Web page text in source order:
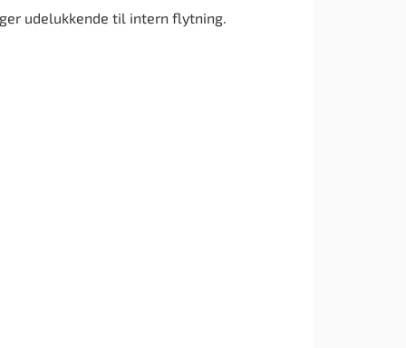
udelukkende til intern flytning.